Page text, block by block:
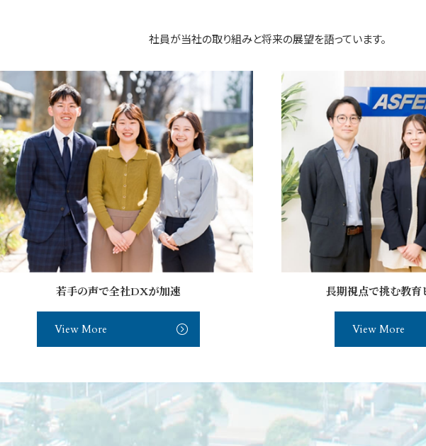
社員が当社の取り組みと将来の展望を語っています。
若手の声で全社DXが加速
View More
長期視点で挑む教育
View More